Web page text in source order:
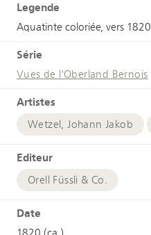
Legende
Aquatinte coloriée, vers 1820
Série
Vues de l'Oberland Bernois
Artistes
Wetzel, Johann Jakob
Editeur
Orell Füssli & Co.
Date